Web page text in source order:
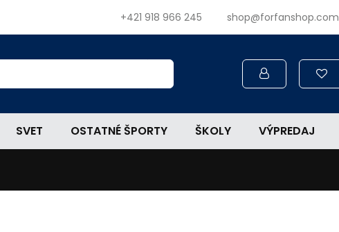
+421 918 966 245 shop@forfanshop.com
SVET OSTATNÉ ŠPORTY ŠKOLY VÝPREDAJ